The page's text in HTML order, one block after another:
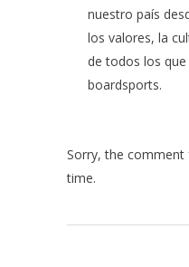
nuestro país
los valores, la
de todos los
boardsports.
Sorry, the
time.